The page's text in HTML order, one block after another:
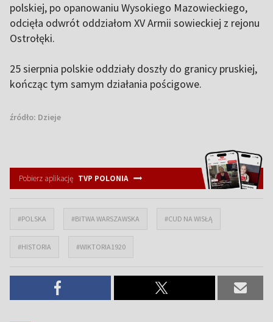
polskiej, po opanowaniu Wysokiego Mazowieckiego,
odcięła odwrót oddziałom XV Armii sowieckiej z rejonu
Ostrołęki.
25 sierpnia polskie oddziały doszły do granicy pruskiej,
kończąc tym samym działania pościgowe.
źródło: Dzieje
Pobierz aplikację TVP POLONIA
#POLSKA #BITWA WARSZAWSKA #CUD NA WISŁĄ
#HISTORIA #WIKTORIA1920